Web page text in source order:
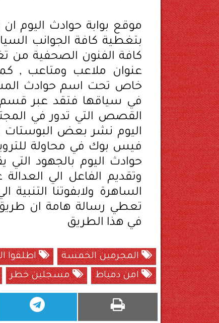
موقع بوابة حوادث اليوم
بتغطية كافة الجوانب
كافة الفنون الصحفية
عنوان ملاعب ومتاعب ,
خاص تحت اسم حوادث
في سياقها فتقد عبر قسم
القصص التي تدور في
اليوم نشر بعض البوستات
فيس بوك في محاولة
حوادث اليوم بالجهود
وتقديم الفاعل الي
الساهرة ولابفوتنا
تعطي رسالة هامة ان طريق
في هذا الطريق
المجرمين الخمسة اطلقوا
امن دمياط
مسجلين خطر